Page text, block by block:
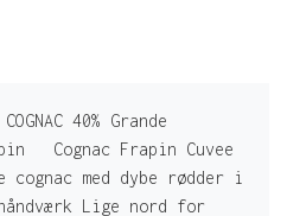
40% Grande
Cognac Frapin Cuvee
cognac med dybe rødder i
Lige nord for